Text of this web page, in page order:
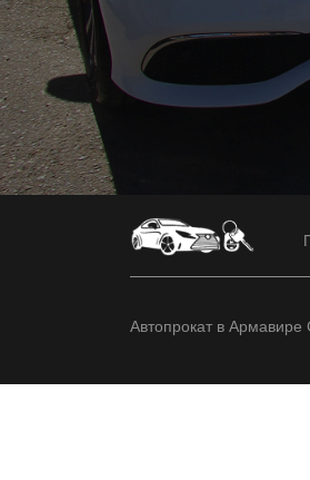
Автопрокат в